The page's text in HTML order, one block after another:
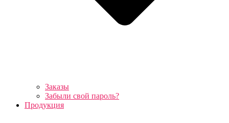
Заказы
Забыли свой пароль?
Продукция